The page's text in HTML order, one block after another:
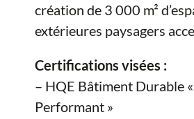
création de 3 000 m²
extérieures paysagers
Certifications visées :
– HQE Bâtiment Durable
Performant »